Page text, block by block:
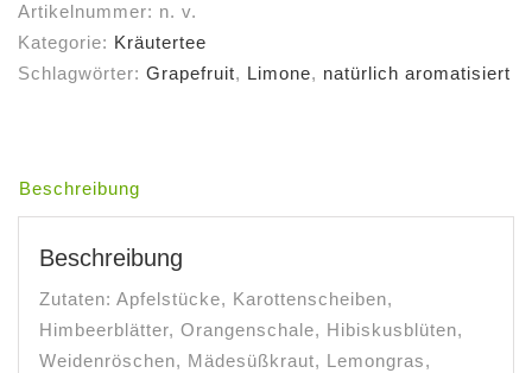
Jährigen
Menge
Artikelnummer: n. v.
Kategorie: Kräutertee
Schlagwörter: Grapefruit, Limone, natürlich aromatisiert
Beschreibung
Beschreibung
Zutaten: Apfelstücke, Karottenscheiben,
Himbeerblätter, Orangenschale, Hibiskusblüten,
Weidenröschen, Mädesüßkraut, Lemongras,